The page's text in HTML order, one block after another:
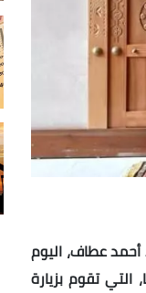
أحمد عطاف، اليوم
التي تقوم بزيارة